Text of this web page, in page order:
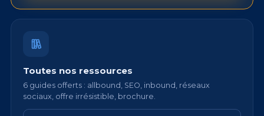
Toutes nos ressources
6 guides offerts : allbound, SEO, inbound, réseaux
sociaux, offre irrésistible, brochure.